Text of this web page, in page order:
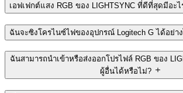
เอฟเฟกต์แสง RGB ของ LIGHTSYNC ที่ดีที่สุดมีอะไ
ฉันจะซิงโครไนซ์ไฟของอุปกรณ์ Logitech G ได้อย่า
ฉันสามารถนำเข้าหรือส่งออกโปรไฟล์ RGB ของ
ผู้อื่นได้หรือไม่?